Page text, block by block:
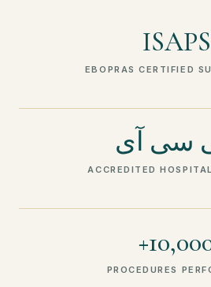
ISAPS
سی آی
ACCREDITED
PROCEDURES